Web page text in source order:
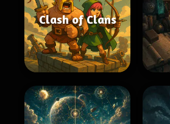
Clash of Clans